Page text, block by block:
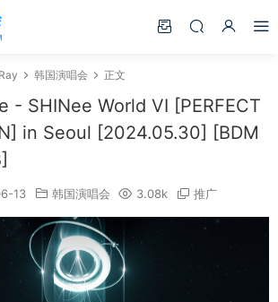
韩国演唱会 正文
- SHINee World VI [PERFECT
in Seoul [2024.05.30] [BDM
13 韩国演唱会 3.08k 推广